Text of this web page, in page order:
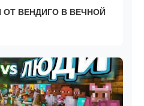
ОТ ВЕНДИГО В ВЕЧНОЙ